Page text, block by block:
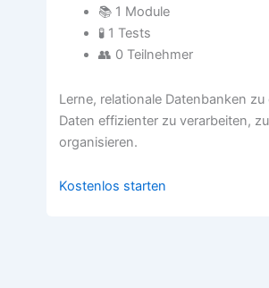
📚1 Module
🧪1 Tests
👥 0 Teilnehmer
Lerne, relationale Datenbanken
Daten effizienter zu verarbeiten,
organisieren.
Kostenlos starten